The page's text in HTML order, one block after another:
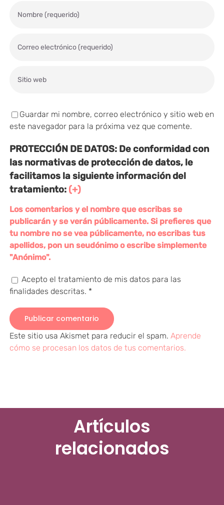
Guardar mi nombre, correo electrónico y sitio web en
este navegador para la próxima vez que comente.
PROTECCIÓN DE DATOS:De conformidad con
las normativas de protección de datos, le
facilitamos la siguiente información del
tratamiento: (+)
Los comentarios y el nombre que escribas se
publicarán y se verán públicamente. Si prefieres que
tu nombre no se vea públicamente, no escribas tus
apellidos, pon un seudónimo o escribe simplemente
"Anónimo".
Acepto el tratamiento de mis datos para las
finalidades descritas. *
Este sitio usa Akismet para reducir el spam. Aprende
cómo se procesan los datos de tus comentarios.
Artículos
relacionados